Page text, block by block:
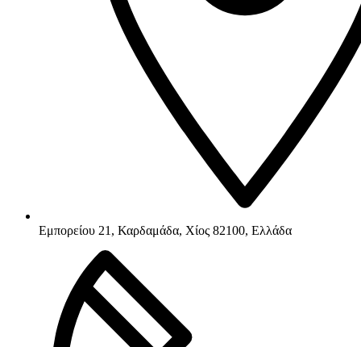
Εμπορείου 21, Καρδαμάδα, Χίος 82100, Ελλάδα